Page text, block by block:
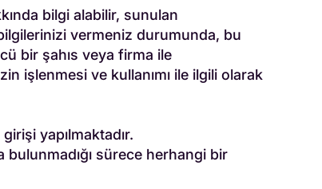
bilgi alabilir, sunulan
vermeniz durumunda, bu
bir şahıs veya firma ile
işlenmesi ve kullanımı ile ilgili olarak
yapılmaktadır.
bulunmadığı sürece herhangi bir